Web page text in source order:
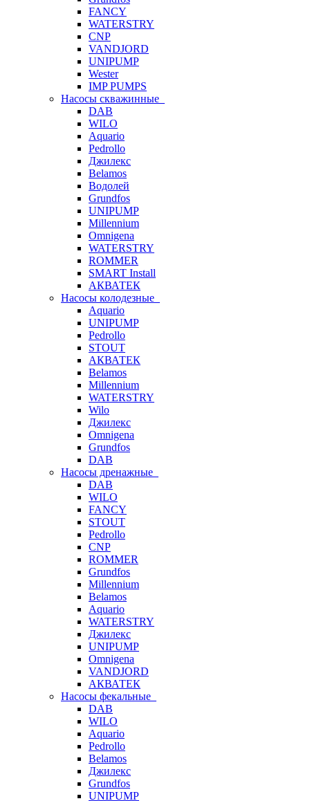
FANCY
WATERSTRY
CNP
VANDJORD
UNIPUMP
Wester
IMP PUMPS
Насосы скважинные
DAB
WILO
Aquario
Pedrollo
Джилекс
Belamos
Водолей
Grundfos
UNIPUMP
Millennium
Omnigena
WATERSTRY
ROMMER
SMART Install
АКВАТЕК
Насосы колодезные
Aquario
UNIPUMP
Pedrollo
STOUT
АКВАТЕК
Belamos
Millennium
WATERSTRY
Wilo
Джилекс
Omnigena
Grundfos
DAB
Насосы дренажные
DAB
WILO
FANCY
STOUT
Pedrollo
CNP
ROMMER
Grundfos
Millennium
Belamos
Aquario
WATERSTRY
Джилекс
UNIPUMP
Omnigena
VANDJORD
АКВАТЕК
Насосы фекальные
DAB
WILO
Aquario
Pedrollo
Belamos
Джилекс
Grundfos
UNIPUMP